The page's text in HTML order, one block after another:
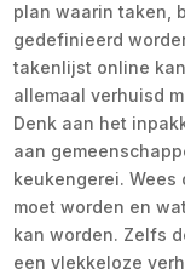
plan waarin taken,
gedefinieerd
takenlijst online
allemaal verhuisd
Denk aan het
aan
keukengerei.
moet worden en
kan worden. Zelfs
een vlekkeloze